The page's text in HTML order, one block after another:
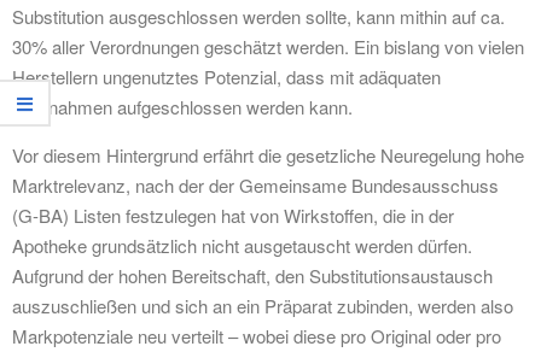
Substitution ausgeschlossen werden sollte, kann mithin auf ca.
30% aller Verordnungen geschätzt werden. Ein bislang von vielen
Herstellern ungenutztes Potenzial, dass mit adäquaten
Maßnahmen aufgeschlossen werden kann.
Vor diesem Hintergrund erfährt die gesetzliche Neuregelung hohe
Marktrelevanz, nach der der Gemeinsame Bundesausschuss
(G-BA) Listen festzulegen hat von Wirkstoffen, die in der
Apotheke grundsätzlich nicht ausgetauscht werden dürfen.
Aufgrund der hohen Bereitschaft, den Substitutionsaustausch
auszuschließen und sich an ein Präparat zubinden, werden also
Markpotenziale neu verteilt – wobei diese pro Original oder pro